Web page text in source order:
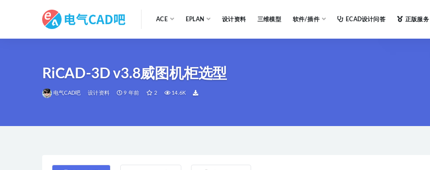
ACE EPLAN 设计资料 三维模型 软件/插件 ECAD设计问答 正版服务
RiCAD-3D v3.8威图机柜选型
电气CAD吧 设计资料 9 年前 2 14.6K